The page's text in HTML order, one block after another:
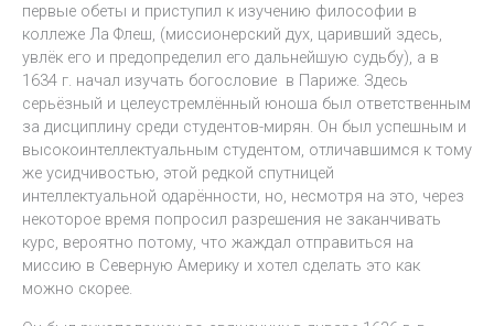
первые обеты и приступил к изучению философии в
коллеже Ла Флеш, (миссионерский дух, царивший здесь,
увлёк его и предопределил его дальнейшую судьбу), а в
1634 г. начал изучать богословие в Париже. Здесь
серьёзный и целеустремлённый юноша был ответственным
за дисциплину среди студентов-мирян. Он был успешным и
высокоинтеллектуальным студентом, отличавшимся к тому
же усидчивостью, этой редкой спутницей
интеллектуальной одарённости, но, несмотря на это, через
некоторое время попросил разрешения не заканчивать
курс, вероятно потому, что жаждал отправиться на
миссию в Северную Америку и хотел сделать это как
можно скорее.